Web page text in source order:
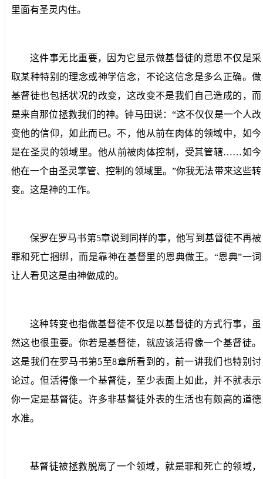
里面有圣灵内住。
这件事无比重要，因为它显示做基督徒的意思不仅是采
取某种特别的理念或神学信念，不论这信念是多么正确。做
基督徒也包括状况的改变，这改变不是我们自己造成的，而
是来自那位拯救我们的神。钟马田说：“这不仅仅是一个人改
变他的信仰，如此而已。不，他从前在肉体的领域中，如今
是在圣灵的领域里。他从前被肉体控制，受其管辖……如今
他在一个由圣灵掌管、控制的领域里。”你我无法带来这些转
变。这是神的工作。
保罗在罗马书第5章说到同样的事，他写到基督徒不再被
罪和死亡捆绑，而是靠神在基督里的恩典做王。“恩典”一词
让人看见这是由神做成的。
这种转变也指做基督徒不仅是以基督徒的方式行事，虽
然这也很重要。你若是基督徒，就应该活得像一个基督徒。
这是我们在罗马书第5至8章所看到的，前一讲我们也特别讨
论过。但活得像一个基督徒，至少表面上如此，并不就表示
你一定是基督徒。许多非基督徒外表的生活也有颇高的道德
水准。
基督徒被拯救脱离了一个领域，就是罪和死亡的领域，